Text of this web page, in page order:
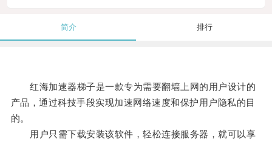
简介 排行
红海加速器梯子是一款专为需要翻墙上网的用户设计的
产品，通过科技手段实现加速网络速度和保护用户隐私的目
的。
用户只需下载安装该软件，轻松连接服务器，就可以享